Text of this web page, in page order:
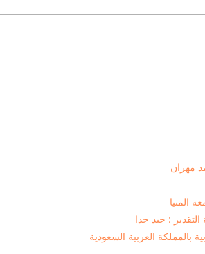
مهران
المنيا
: جيد جدا
بالمملكة العربية السعودية